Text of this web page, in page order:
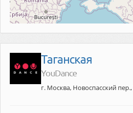
Таганская
YouDance
г. Москва, Новоспасский пер.,